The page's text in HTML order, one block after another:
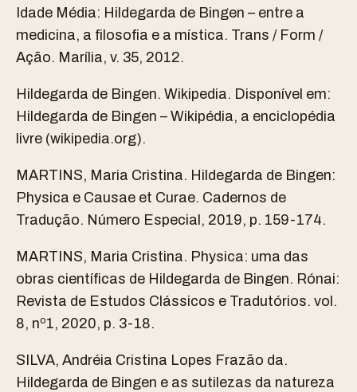
Idade Média: Hildegarda de Bingen – entre a
medicina, a filosofia e a mística. Trans / Form /
Ação. Marília, v. 35, 2012.
Hildegarda de Bingen. Wikipedia. Disponível em:
⁠Hildegarda de Bingen – Wikipédia, a enciclopédia
livre (wikipedia.org)⁠.
MARTINS, Maria Cristina. Hildegarda de Bingen:
Physica e Causae et Curae. Cadernos de
Tradução. Número Especial, 2019, p. 159-174.
MARTINS, Maria Cristina. Physica: uma das
obras científicas de Hildegarda de Bingen. Rónai:
Revista de Estudos Clássicos e Tradutórios. vol.
8, nº1, 2020, p. 3-18.
SILVA, Andréia Cristina Lopes Frazão da.
Hildegarda de Bingen e as sutilezas da natureza